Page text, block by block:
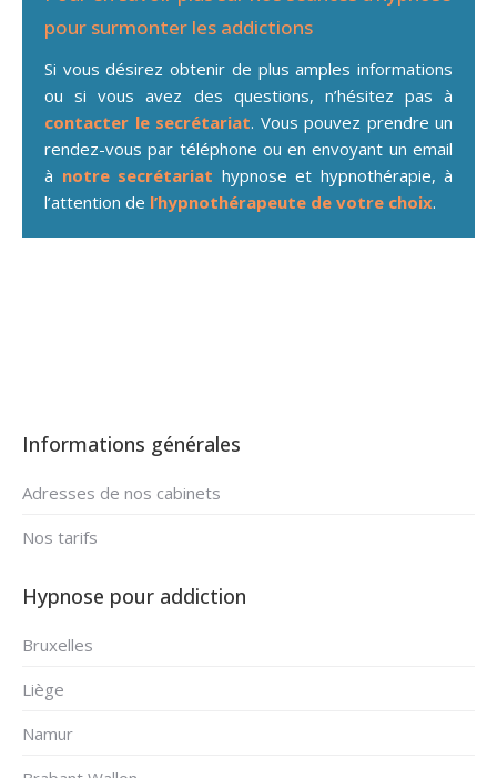
pour surmonter les addictions
Si vous désirez obtenir de plus amples informations
ou si vous avez des questions, n’hésitez pas à
contacter le secrétariat. Vous pouvez prendre un
rendez-vous par téléphone ou en envoyant un email
à notre secrétariat hypnose et hypnothérapie, à
l’attention de l’hypnothérapeute de votre choix.
Informations générales
Adresses de nos cabinets
Nos tarifs
Hypnose pour addiction
Bruxelles
Liège
Namur